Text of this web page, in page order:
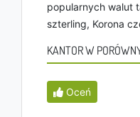
popularnych walut
szterling, Korona
KANTOR W
Oceń